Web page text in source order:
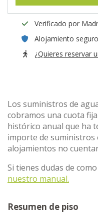
Verificado por
Alojamiento seguro
¿Quieres reservar
Los suministros de
cobramos una cuota
histórico anual que ha
importe de suministros
alojamientos no
Si tienes dudas de
nuestro manual.
Resumen de piso